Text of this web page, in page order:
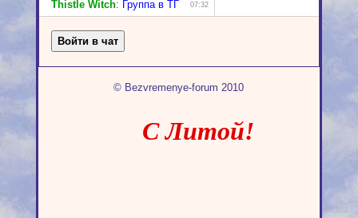
© Bezvremenye-forum 2010
С Литой!